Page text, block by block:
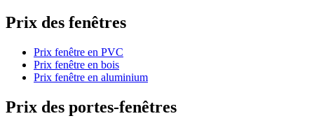
Prix des fenêtres
Prix fenêtre en PVC
Prix fenêtre en bois
Prix fenêtre en aluminium
Prix des portes-fenêtres